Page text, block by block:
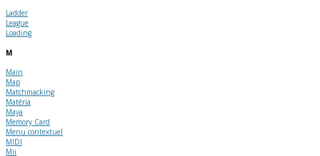
Ladder
League
Loading
M
Main
Map
Matchmacking
Matéria
Maya
Memory Card
Menu contextuel
MIDI
Mii